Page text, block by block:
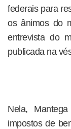
federais para
os ânimos do
entrevista do
publicada na
Nela,
impostos de